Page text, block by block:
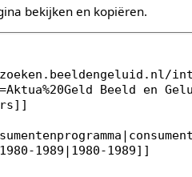
bekijken en kopiëren.